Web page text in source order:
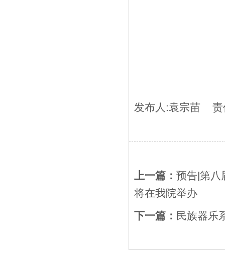
发布人:袁宗苗 责
上一篇： 预告|第八
将在我院举办
下一篇： 民族器乐